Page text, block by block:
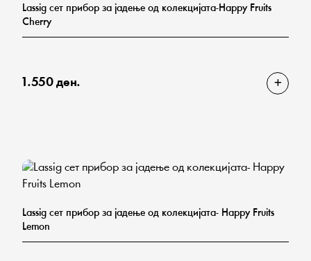
Lassig сет прибор за јадење од колекцијата-Happy Fruits
Cherry
1.550 ден.
Lassig сет прибор за јадење од колекцијата- Happy Fruits
Lemon